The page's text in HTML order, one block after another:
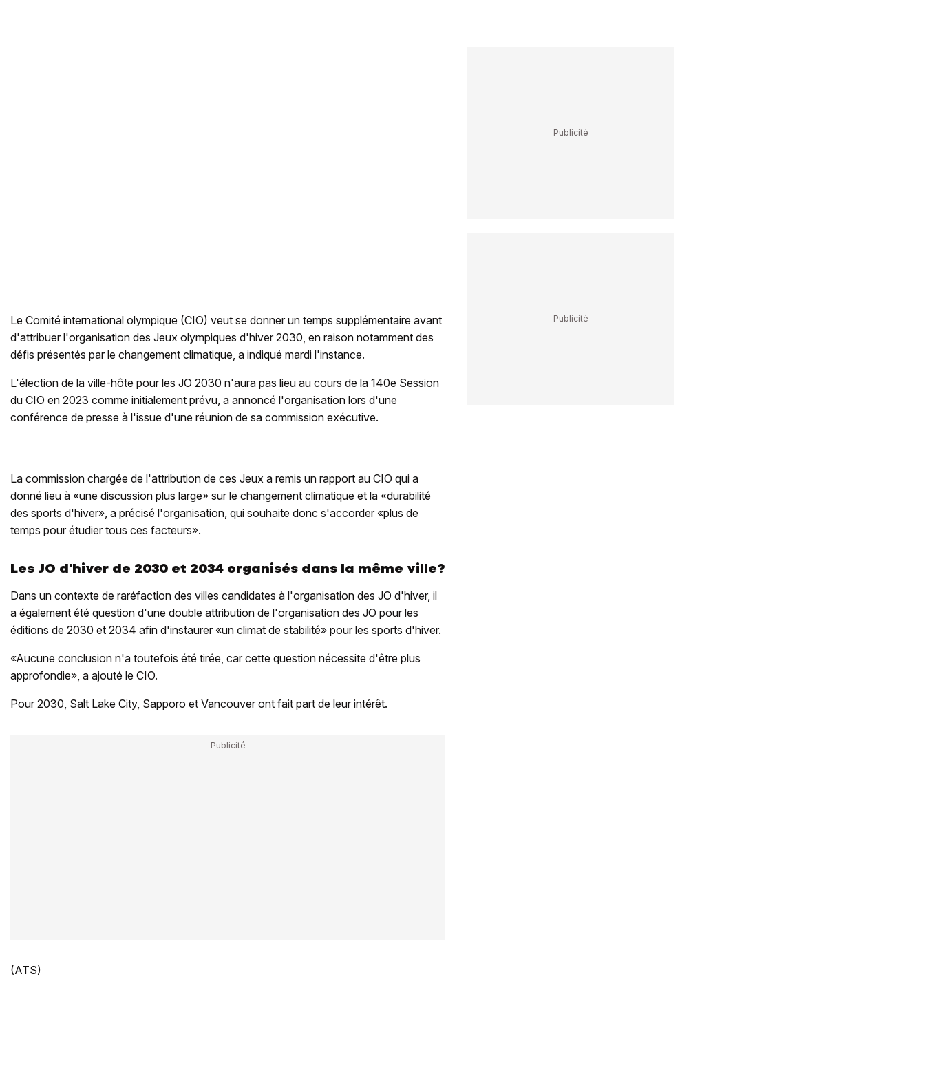
Le Comité international olympique (CIO) veut se donner un temps supplémentaire avant
d'attribuer l'organisation des Jeux olympiques d'hiver 2030, en raison notamment des
défis présentés par le changement climatique, a indiqué mardi l'instance.
L'élection de la ville-hôte pour les JO 2030 n'aura pas lieu au cours de la 140e Session
du CIO en 2023 comme initialement prévu, a annoncé l'organisation lors d'une
conférence de presse à l'issue d'une réunion de sa commission exécutive.
La commission chargée de l'attribution de ces Jeux a remis un rapport au CIO qui a
donné lieu à «une discussion plus large» sur le changement climatique et la «durabilité
des sports d'hiver», a précisé l'organisation, qui souhaite donc s'accorder «plus de
temps pour étudier tous ces facteurs».
Les JO d'hiver de 2030 et 2034 organisés dans la même ville?
Dans un contexte de raréfaction des villes candidates à l'organisation des JO d'hiver, il
a également été question d'une double attribution de l'organisation des JO pour les
éditions de 2030 et 2034 afin d'instaurer «un climat de stabilité» pour les sports d'hiver.
«Aucune conclusion n'a toutefois été tirée, car cette question nécessite d'être plus
approfondie», a ajouté le CIO.
Pour 2030, Salt Lake City, Sapporo et Vancouver ont fait part de leur intérêt.
(ATS)